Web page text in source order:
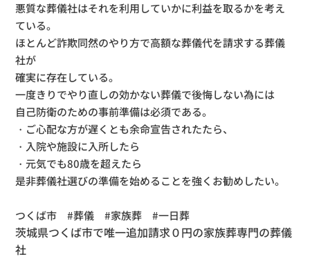
悪質な葬儀社はそれを利用していかに利益を取るかを考え
ている。
ほとんど詐欺同然のやり方で高額な葬儀代を請求する葬儀
社が
確実に存在している。
一度きりでやり直しの効かない葬儀で後悔しない為には
自己防衛のための事前準備は必須である。
・ご心配な方が遅くとも余命宣告されたたら、
・入院や施設に入所したら
・元気でも80歳を超えたら
是非葬儀社選びの準備を始めることを強くお勧めしたい。
つくば市 #葬儀 #家族葬 #一日葬
茨城県つくば市で唯一追加請求０円の家族葬専門の葬儀
社